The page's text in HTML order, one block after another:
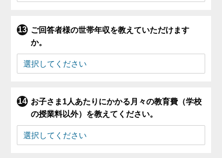
ご回答者様の世帯年収を教えていただけます
か。
お子さま1人あたりにかかる月々の教育費（学校
の授業料以外）を教えてください。